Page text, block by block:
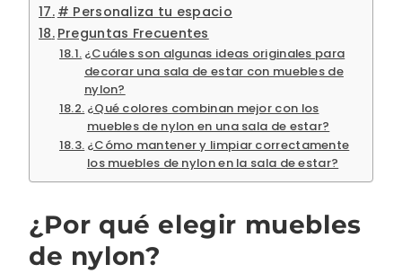
# Personaliza tu espacio
Preguntas Frecuentes
¿Cuáles son algunas ideas originales para
decorar una sala de estar con muebles de
nylon?
¿Qué colores combinan mejor con los
muebles de nylon en una sala de estar?
¿Cómo mantener y limpiar correctamente
los muebles de nylon en la sala de estar?
¿Por qué elegir muebles
de nylon?